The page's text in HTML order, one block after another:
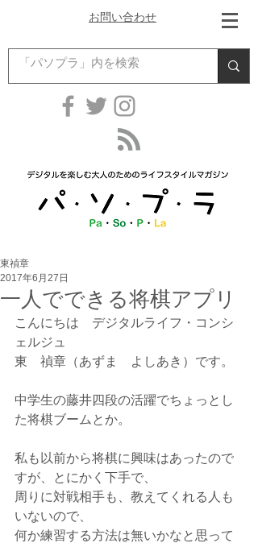
お問い合わせ
一人でできる将棋アプリ
東禎章
2017年6月27日
こんにちは　デジタルライフ・コンシ
ェルジュ
東　禎章（あずま　よしあき）です。
中学生の藤井四段の活躍でちょっとし
た将棋ブームとか。
私も以前から将棋に興味はあったので
すが、とにかく下手で、
周りに対戦相手も、教えてくれる人も
いないので、
何か練習する方法は無いかなと思って